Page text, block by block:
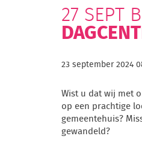
27 SEPT
23 september 2024
Wist u dat wij met
op een prachtige
gemeentehuis?
gewandeld?